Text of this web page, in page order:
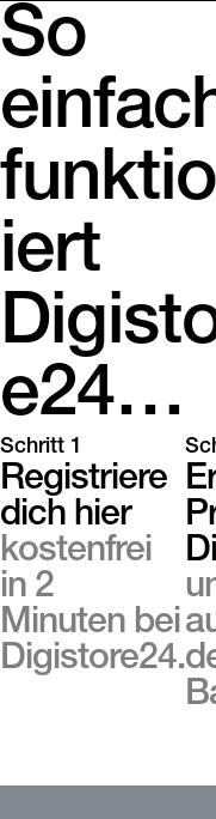
So
iert
e24…
Schritt 1
Registriere
dich hier
kostenfrei
in 2
Minuten bei
Digistore24.